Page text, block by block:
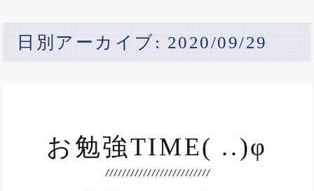
日別アーカイブ: 2020/09/29
お勉強TIME( ..)φ